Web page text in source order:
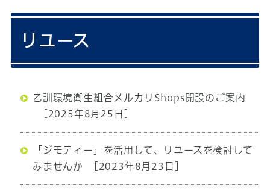
リユース
乙訓環境衛生組合メルカリShops開設のご案内
[2025年8月25日]
「ジモティー」を活用して、リユースを検討して
みませんか
[2023年8月23日]